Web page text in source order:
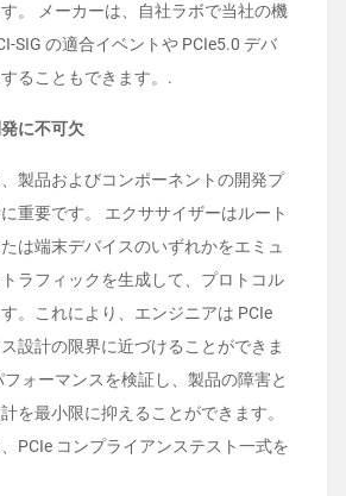
。 メーカーは、自社ラボで当社の機
SIG の適合イベントや PCIe5.0 デバ
ることもできます。.
に不可欠
製品およびコンポーネントの開発プ
重要です。 エクササイザーはルート
は端末デバイスのいずれかをエミュ
ラフィックを生成して、プロトコル
。これにより、エンジニアは PCIe
設計の限界に近づけることができま
ォーマンスを検証し、製品の障害と
を最小限に抑えることができます。
PCIe コンプライアンステスト一式を